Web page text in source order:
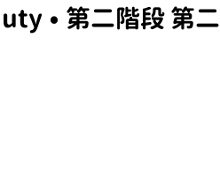
• 第二階段 第二